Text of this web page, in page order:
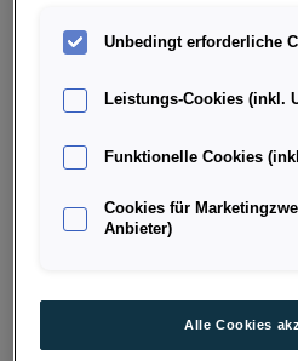
Unbedingt erforderliche
Leistungs-Cookies (inkl.
Funktionelle Cookies
Cookies für
Anbieter)
Alle Cookies